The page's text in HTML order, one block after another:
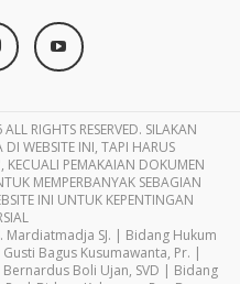
RIGHTS RESERVED. SILAKAN
WEBSITE INI, TAPI HARUS
PEMAKAIAN DOKUMEN
MEMPERBANYAK SEBAGIAN
INI UNTUK KEPENTINGAN
Mardiatmadja SJ. | Bidang Hukum
Bagus Kusumawanta, Pr. |
Boli Ujan, SVD | Bidang